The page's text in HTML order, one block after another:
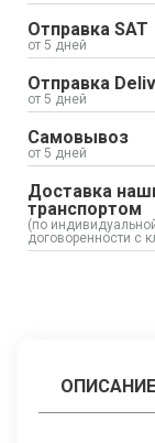
Отправка SAT
от 5 дней
Отправка
от 5 дней
Самовывоз
от 5 дней
Доставка
транспортом
(по
договоренности с
ОПИСАНИЕ